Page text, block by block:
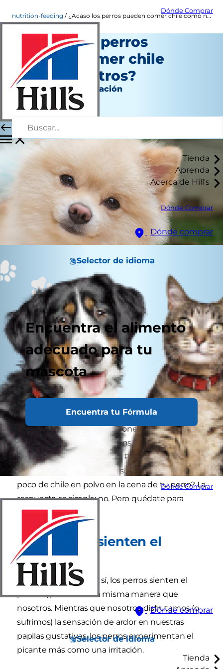
Dónde Comprar
Tienda
Aprenda
Acerca de Hill's
Dónde Comprar
Dónde comprar
Selector de idioma
Encuentra el alimento
adecuado para tu
mascota
Encuentra tu Fórmula
Dónde Comprar
Dónde comprar
Selector de idioma
Tienda
nutrition-feeding ¿Acaso los perros pueden comer chile como nosotros?
¿Acaso los perros
pueden comer chile
como nosotros?
Nutrición y alimentación
Autor del personal
|
Enero 17, 2019
A los humanos nos gusta ponerle sabor a la
comida. Por eso, a veces pensamos que a los
perros también les gustará. Pero, ¿los perros
pueden comer chile
? ¿Es seguro poner un
poco de chile en polvo en la cena de tu perro? La
respuesta es simple: no. Pero quédate para
descubrir por qué.
¿Los perros sienten el
picante?
La respuesta corta es sí, los perros sienten el
picante, pero no de la misma manera que
nosotros. Mientras que nosotros disfrutamos (o
sufrimos) la sensación de ardor en nuestras
papilas gustativas, los perros experimentan el
picante más como una irritación.